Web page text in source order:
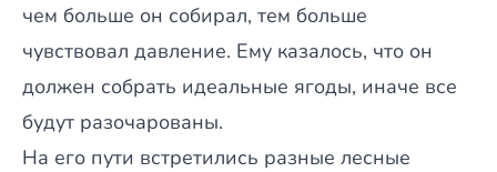
чем больше он собирал, тем больше
чувствовал давление. Ему казалось, что он
должен собрать идеальные ягоды, иначе все
будут разочарованы.
На его пути встретились разные лесные